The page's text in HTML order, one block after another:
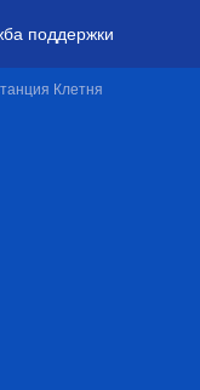
поддержки
Клетня